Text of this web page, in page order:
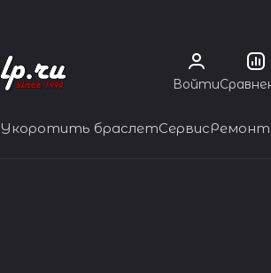
Войти
Укоротить браслетСервис